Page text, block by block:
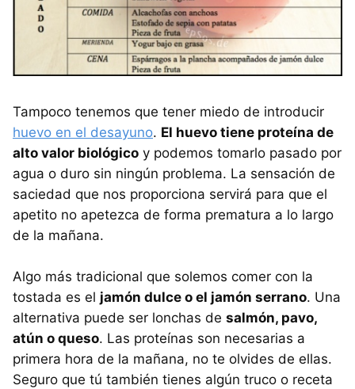
Tampoco tenemos que tener miedo de introducir
huevo en el desayuno. El huevo tiene proteína de
alto valor biológico y podemos tomarlo pasado por
agua o duro sin ningún problema. La sensación de
saciedad que nos proporciona servirá para que el
apetito no apetezca de forma prematura a lo largo
de la mañana.
Algo más tradicional que solemos comer con la
tostada es el jamón dulce o el jamón serrano. Una
alternativa puede ser lonchas de salmón, pavo,
atún o queso. Las proteínas son necesarias a
primera hora de la mañana, no te olvides de ellas.
Seguro que tú también tienes algún truco o receta